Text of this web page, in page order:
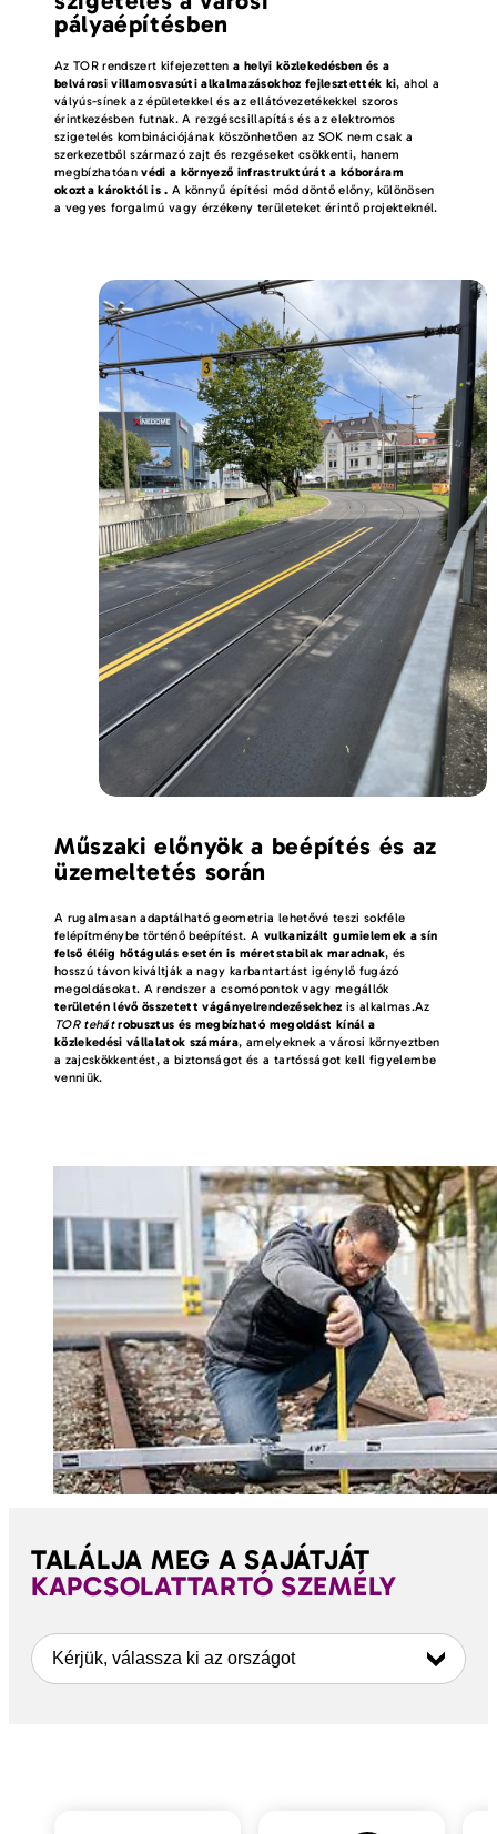
pályaépítésben
Az TOR rendszert kifejezettena helyi közlekedésben és a
belvárosi villamosvasúti alkalmazásokhoz fejlesztették ki, ahol a
vályús-sínek az épületekkel és az ellátóvezetékekkel szoros
érintkezésben futnak. A rezgéscsillapítás és az elektromos
szigetelés kombinációjának köszönhetően az SOK nem csak a
szerkezetből származó zajt és rezgéseket csökkenti, hanem
megbízhatóanvédi a környező infrastruktúrát a kóboráram
okozta károktól is . A könnyű építési mód döntő előny, különösen
a vegyes forgalmú vagy érzékeny területeket érintő projekteknél.
Műszaki előnyök a beépítés és az
üzemeltetés során
A rugalmasan adaptálható geometria lehetővé teszi sokféle
felépítménybe történő beépítést. A vulkanizált gumielemek a sín
felső éléig hőtágulás esetén is méretstabilak maradnak, és
hosszú távon kiváltják a nagy karbantartást igénylő fugázó
megoldásokat. A rendszer a csomópontok vagy megállók
területén lévő összetett vágányelrendezésekhez is alkalmas.Az
TOR tehát robusztus és megbízható megoldást kínál a
közlekedési vállalatok számára, amelyeknek a városi környeztben
a zajcskökkentést, a biztonságot és a tartósságot kell figyelembe
venniük.
TALÁLJA MEG A SAJÁTJÁT
KAPCSOLATTARTÓ SZEMÉLY
Kérjük, válassza ki az országot